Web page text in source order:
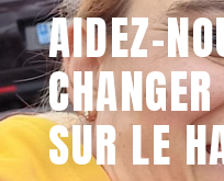
AIDEZ-
SUR LE